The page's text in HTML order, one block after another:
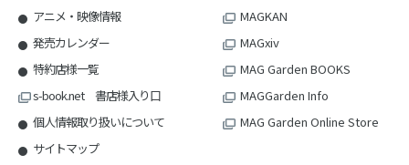
アニメ・映像情報
発売カレンダー
特約店様一覧
s-book.net 書店様入り口
個人情報取り扱いについて
サイトマップ
MAGKAN
MAGxiv
MAG Garden BOOKS
MAGGarden Info
MAG Garden Online Store